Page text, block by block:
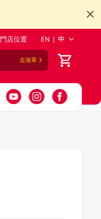
門店位置 EN | 中
去湊單